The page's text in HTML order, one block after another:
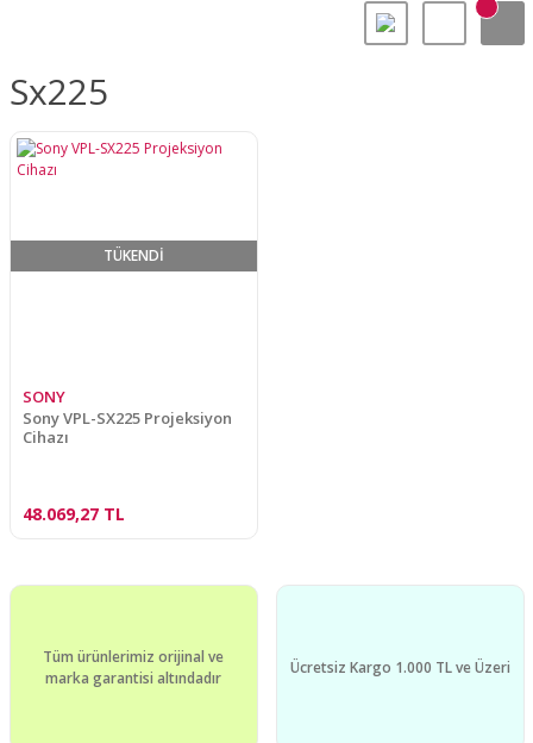
Sx225
TÜKENDİ
SONY
Sony VPL-SX225 Projeksiyon
Cihazı
48.069,27 TL
Tüm ürünlerimiz orijinal ve
marka garantisi altındadır
Ücretsiz Kargo 1.000 TL ve Üzeri